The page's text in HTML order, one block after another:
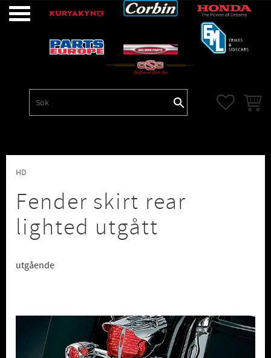
HD
Fender skirt rear
lighted utgått
utgående